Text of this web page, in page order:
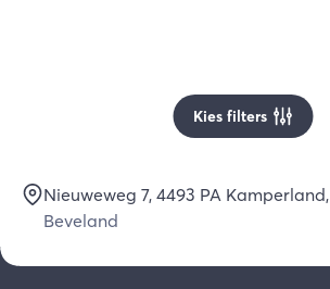
Kies filters
Nieuweweg 7, 4493 PA Kamperland,
Beveland